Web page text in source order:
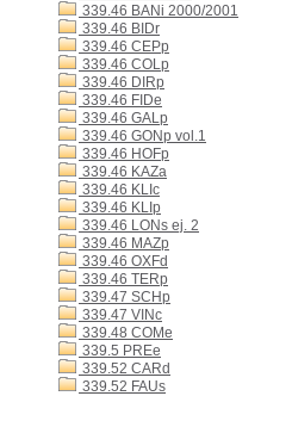
339.46 BANi 2000/2001
339.46 BIDr
339.46 CEPp
339.46 COLp
339.46 DIRp
339.46 FIDe
339.46 GALp
339.46 GONp vol.1
339.46 HOFp
339.46 KAZa
339.46 KLIc
339.46 KLIp
339.46 LONs ej. 2
339.46 MAZp
339.46 OXFd
339.46 TERp
339.47 SCHp
339.47 VINc
339.48 COMe
339.5 PREe
339.52 CARd
339.52 FAUs